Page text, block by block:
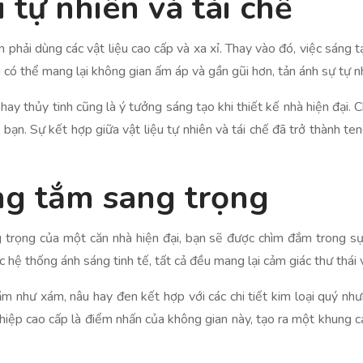
dùng các vật liệu cao cấp và xa xỉ. Thay vào đó, việc
thể mang lại không gian ấm áp và gần gũi hơn, tản ánh sự tự
thủy tinh cũng là ý tưởng sáng tạo khi thiết kế nhà hiện đại.
Sự kết hợp giữa vật liệu tự nhiên và tái chế đã trở thành
tắm sang trọng
của một căn nhà hiện đại, bạn sẽ được chìm đắm trong
thống ánh sáng tinh tế, tất cả đều mang lại cảm giác thư thái
như xám, nâu hay đen kết hợp với các chi tiết kim loại quý
cao cấp là điểm nhấn của không gian này, tạo ra một khung